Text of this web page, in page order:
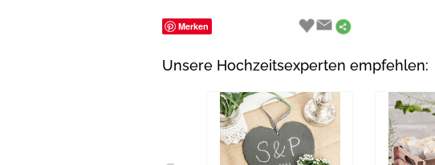
Merken
Unsere Hochzeitsexperten empfehlen: